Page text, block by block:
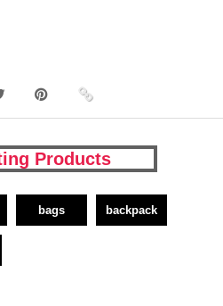
Products
bags backpack